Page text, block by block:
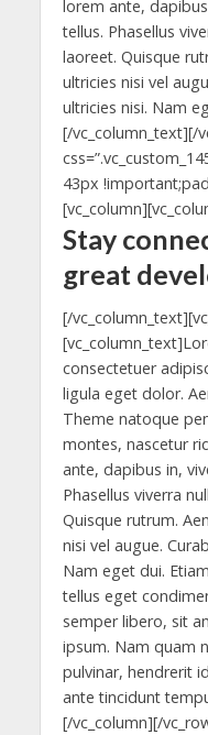
lorem ante,
tellus. Phasellus
laoreet. Quisque
ultricies nisi vel
ultricies nisi. Nam
[/vc_column_text][/
43px
Stay
great
[/
consectetuer
ligula eget dolor.
Theme natoque
montes, nascetur
ante, dapibus in,
Phasellus viverra
Quisque rutrum.
nisi vel augue.
Nam eget dui.
tellus eget
semper libero, sit
ipsum. Nam quam
pulvinar, hendrerit
ante tincidunt
[/vc_column][/